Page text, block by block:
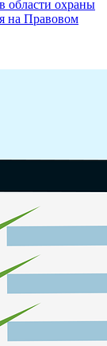
области охраны
на Правовом